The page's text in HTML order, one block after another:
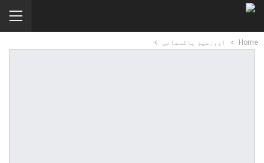
Home اوورسیز پاکستانی